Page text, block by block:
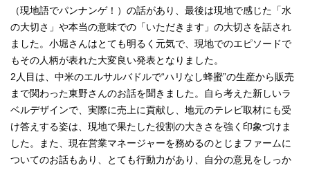
（現地語でパンナンゲ！）の話があり、最後は現地で感じた「水
の大切さ」や本当の意味での「いただきます」の大切さを話され
ました。小堀さんはとても明るく元気で、現地でのエピソードで
もその人柄が表れた大変良い発表となりました。
2人目は、中米のエルサルバドルで“ハリなし蜂蜜”の生産から販売
まで関わった東野さんのお話を聞きました。自ら考えた新しいラ
ベルデザインで、実際に売上に貢献し、地元のテレビ取材にも受
け答えする姿は、現地で果たした役割の大きさを強く印象づけま
した。また、現在営業マネージャーを務めるのとじまファームに
ついてのお話もあり、とても行動力があり、自分の意見をしっか